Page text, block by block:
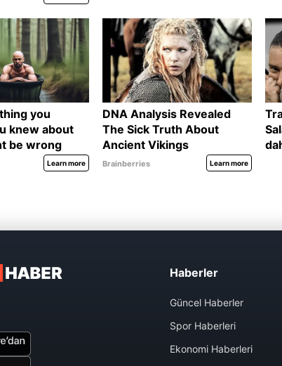
Haberler
Güncel Haberler
Spor Haberleri
Ekonomi Haberleri